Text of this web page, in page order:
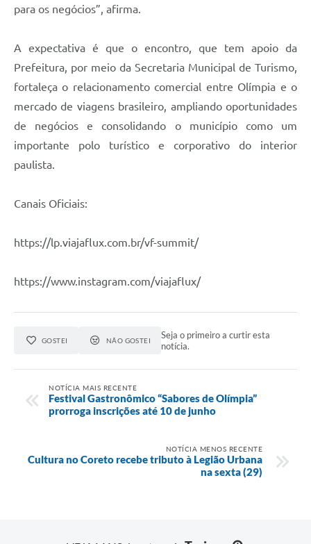
para os negócios”, afirma.
A expectativa é que o encontro, que tem apoio da
Prefeitura, por meio da Secretaria Municipal de Turismo,
fortaleça o relacionamento comercial entre Olímpia e o
mercado de viagens brasileiro, ampliando oportunidades
de negócios e consolidando o município como um
importante polo turístico e corporativo do interior
paulista.
Canais Oficiais:
https://lp.viajaflux.com.br/vf-summit/
https://www.instagram.com/viajaflux/
GOSTEI NÃO GOSTEI
Seja o primeiro a curtir esta
notícia.
NOTÍCIA MAIS RECENTE
Festival Gastronômico “Sabores de Olímpia”
prorroga inscrições até 10 de junho
NOTÍCIA MENOS RECENTE
Cultura no Coreto recebe tributo à Legião Urbana
na sexta (29)